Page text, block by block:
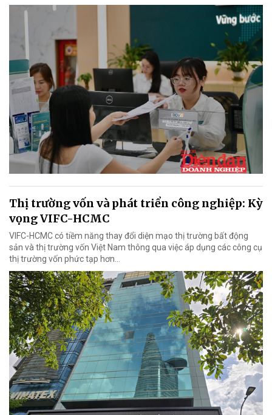
Thị trường vốn và phát triển công nghiệp: Kỳ
vọng VIFC-HCMC
VIFC-HCMC có tiềm năng thay đổi diện mạo thị trường bất động
sản và thị trường vốn Việt Nam thông qua việc áp dụng các công cụ
thị trường vốn phức tạp hơn...